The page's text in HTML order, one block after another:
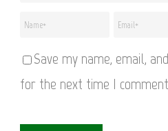
Save my name, email,
for the next time I